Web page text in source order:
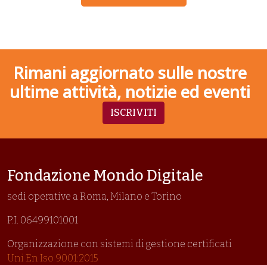
Rimani aggiornato sulle nostre
ultime attività, notizie ed eventi
ISCRIVITI
Fondazione Mondo Digitale
sedi operative a Roma, Milano e Torino
P.I. 06499101001
Organizzazione con sistemi di gestione certificati
Uni En Iso 9001:2015